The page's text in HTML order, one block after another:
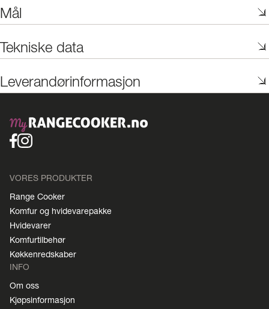
Mål
Tekniske data
Leverandørinformasjon
VORES PRODUKTER
Range Cooker
Komfur og hvidevarepakke
Hvidevarer
Komfurtilbehør
Køkkenredskaber
INFO
Om oss
Kjøpsinformasjon